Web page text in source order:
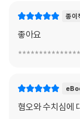
지도 않고 그래서
을 초래할 위험성
해와 관심을 필요
한다는 것은 누구
종이
좋아요
혐오와 수치심에